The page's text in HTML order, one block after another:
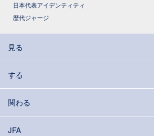
日本代表アイデンティティ
歴代ジャージ
見る
する
関わる
JFA